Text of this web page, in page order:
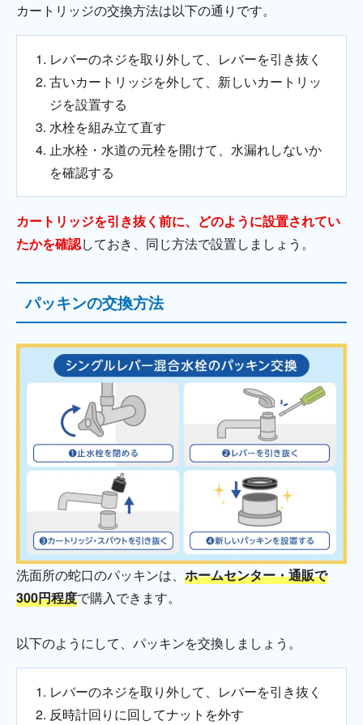
カートリッジの交換方法は以下の通りです。
レバーのネジを取り外して、レバーを引き抜く
古いカートリッジを外して、新しいカートリッ
ジを設置する
水栓を組み立て直す
止水栓・水道の元栓を開けて、水漏れしないか
を確認する
カートリッジを引き抜く前に、どのように設置されてい
たかを確認しておき、同じ方法で設置しましょう。
パッキンの交換方法
洗面所の蛇口のパッキンは、 ホームセンター・通販で
300円程度で購入できます。
以下のようにして、パッキンを交換しましょう。
レバーのネジを取り外して、レバーを引き抜く
反時計回りに回してナットを外す